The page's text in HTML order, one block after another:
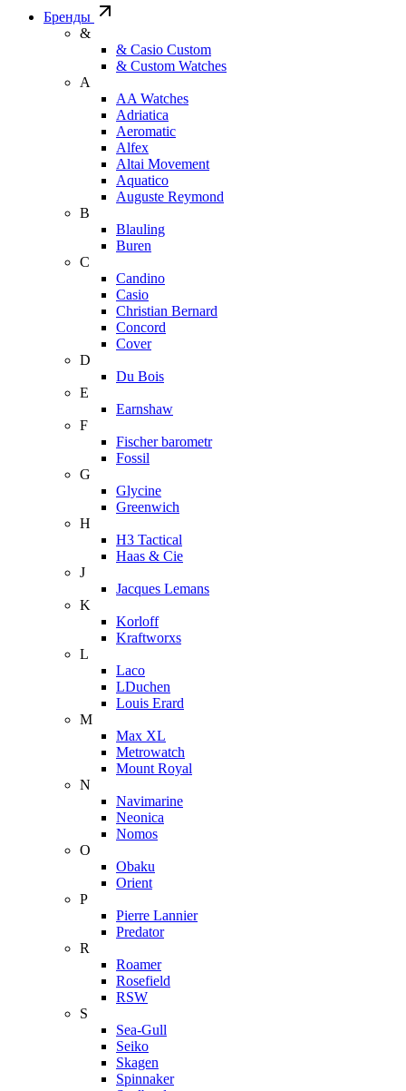
Бренды
&
& Casio Custom
& Custom Watches
A
AA Watches
Adriatica
Aeromatic
Alfex
Altai Movement
Aquatico
Auguste Reymond
B
Blauling
Buren
C
Candino
Casio
Christian Bernard
Concord
Cover
D
Du Bois
E
Earnshaw
F
Fischer barometr
Fossil
G
Glycine
Greenwich
H
H3 Tactical
Haas & Cie
J
Jacques Lemans
K
Korloff
Kraftworxs
L
Laco
LDuchen
Louis Erard
M
Max XL
Metrowatch
Mount Royal
N
Navimarine
Neonica
Nomos
O
Obaku
Orient
P
Pierre Lannier
Predator
R
Roamer
Rosefield
RSW
S
Sea-Gull
Seiko
Skagen
Spinnaker